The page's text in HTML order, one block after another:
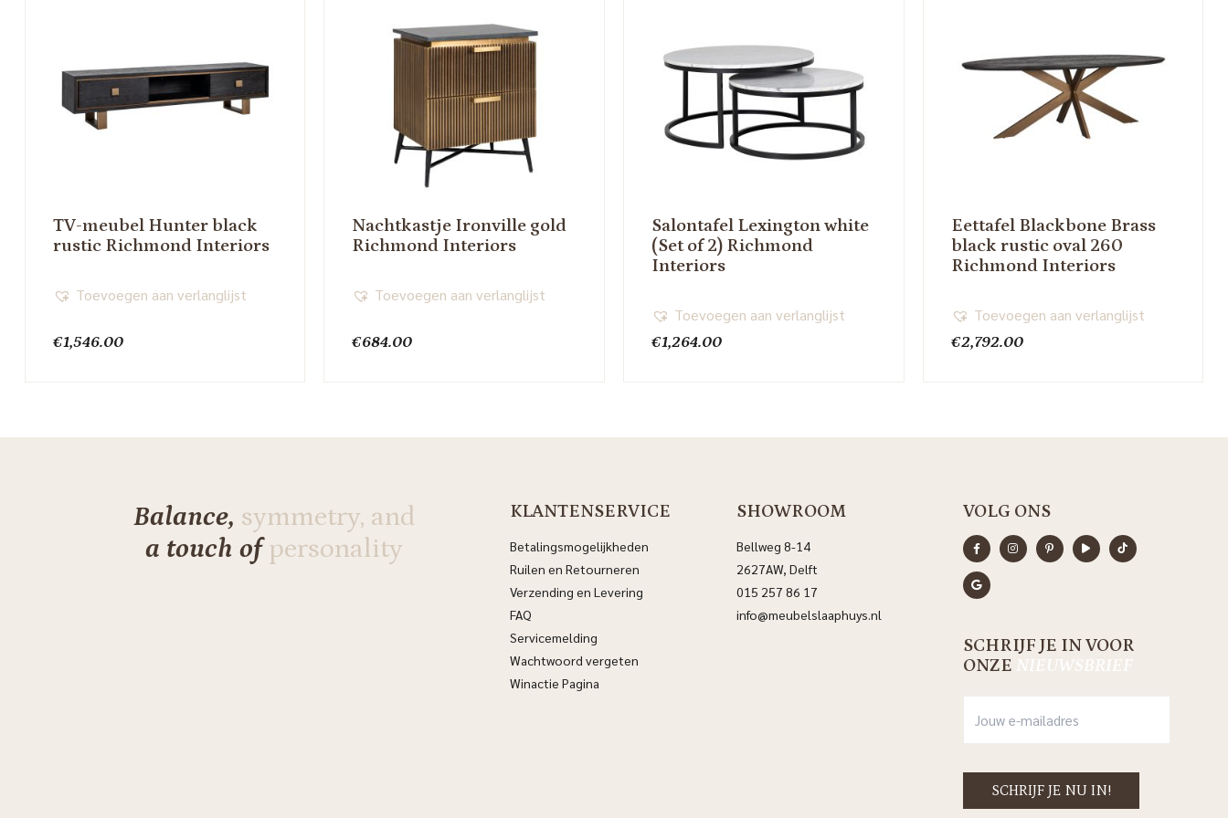
TV-meubel Hunter black
rustic Richmond Interiors
€1,546.00
Toevoegen aan verlanglijst
Nachtkastje Ironville gold
Richmond Interiors
€684.00
Toevoegen aan verlanglijst
Salontafel Lexington white
(Set of 2) Richmond
Interiors
€1,264.00
Toevoegen aan verlanglijst
Eettafel Blackbone Brass
black rustic oval 260
Richmond Interiors
€2,792.00
Toevoegen aan verlanglijst
Balance, symmetry, and
a touch ofpersonality
KLANTENSERVICE
Betalingsmogelijkheden
Ruilen en Retourneren
Verzending en Levering
FAQ
Servicemelding
Wachtwoord vergeten
Winactie Pagina
SHOWROOM
Bellweg 8-14
2627AW, Delft
015 257 86 17
info@meubelslaaphuys.nl
VOLG ONS
SCHRIJF JE IN VOOR
ONZE NIEUWSBRIEF